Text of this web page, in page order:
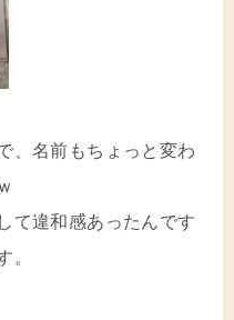
、名前もちょっと変わ
て違和感あったんです
。